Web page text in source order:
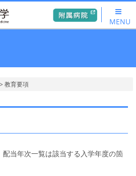
MENU
> 教育要項
当年次一覧は該当する入学年度の箇